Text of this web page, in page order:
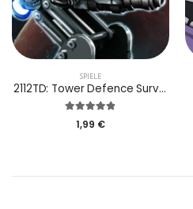
SPIELE
2112TD: Tower Defence Survival
1,99 €